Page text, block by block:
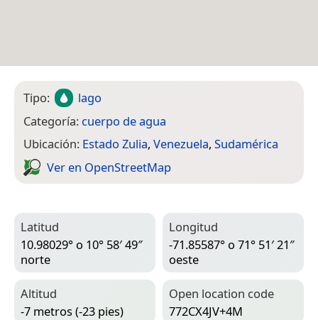
Tipo:
lago
Categoría: cuerpo de agua
Ubicación: Estado Zulia, Venezuela, Sudamérica
Ver en Open­Street­Map
Latitud
10.98029° o 10° 58′ 49″
norte
Longitud
-71.85587° o 71° 51′ 21″
oeste
Altitud
-7 metros (-23 pies)
Open location code
772CX4JV+4M